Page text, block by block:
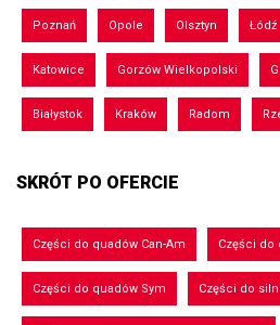
Poznań Opole Olsztyn Łódź
Katowice Gorzów Wielkopolski
Białystok Kraków Radom
SKRÓT PO OFERCIE
Części do quadów Can-Am Części do
Części do quadów Sym Części do